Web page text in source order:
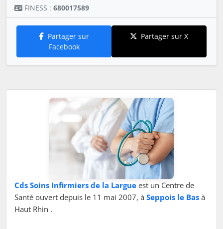
FINESS : 680017589
Partager sur
Facebook
Partager sur X
Cds Soins Infirmiers de la Largue est un Centre de
Santé ouvert depuis le 11 mai 2007, à Seppois le Bas à
Haut Rhin .